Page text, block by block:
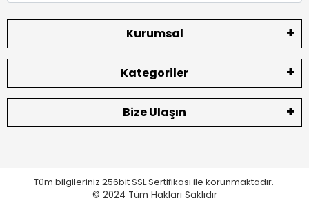
Kurumsal
Kategoriler
Bize Ulaşın
Tüm bilgileriniz 256bit SSL Sertifikası ile korunmaktadır.
© 2024 Tüm Hakları Saklıdır